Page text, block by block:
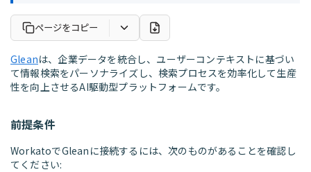
ページをコピー
Gleanは、企業データを統合し、ユーザーコンテキストに基づい
て情報検索をパーソナライズし、検索プロセスを効率化して生産
性を向上させるAI駆動型プラットフォームです。
前提条件
WorkatoでGleanに接続するには、次のものがあることを確認し
てください: